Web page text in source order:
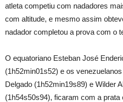
atleta competiu com nadadores
com altitude, e mesmo assim
nadador completou a prova com o
O equatoriano Esteban José
(1h52min01s52) e os
Delgado (1h52min19s89) e Wilder
(1h54s50s94), ficaram com a